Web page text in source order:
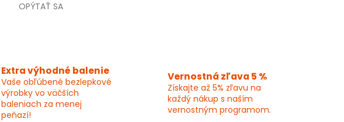
OPÝTAŤ SA
Extra výhodné balenie
Vaše obľúbené bezlepkové
výrobky vo väčších
baleniach za menej
peňazí!
Vernostná zľava 5 %
Získajte až 5% zľavu na
každý nákup s naším
vernostným programom.